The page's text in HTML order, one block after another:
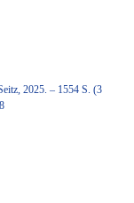
2025. – 1554 S. (3